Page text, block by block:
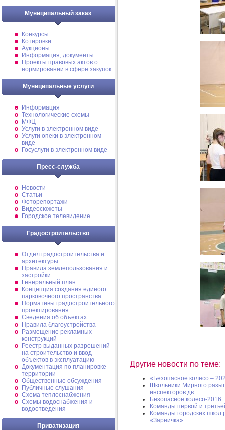
Муниципальный заказ
Конкурсы
Котировки
Аукционы
Информация, документы
Проекты правовых актов о
нормировании в сфере закупок
Муниципальные услуги
Информация
Технологические схемы
МФЦ
Услуги в электронном виде
Услуги опеки в электронном
виде
Госуслуги в электронном виде
Пресс-служба
Новости
Статьи
Фоторепортажи
Видеосюжеты
Городское телевидение
Градостроительство
Отдел градостроительства и
архитектуры
Правила землепользования и
застройки
Генеральный план
Концепция создания единого
парковочного пространства
Нормативы градостроительного
проектирования
Сведения об объектах
Правила благоустройства
Размещение рекламных
конструкций
Реестр выданных разрешений
на строительство и ввод
объектов в эксплуатацию
Документация по планировке
территории
Общественные обсуждения
Публичные слушания
Схема теплоснабжения
Схемы водоснабжения и
водоотведения
Приватизация
Другие новости по теме:
«Безопасное колесо –
Школьники Мирного
инспекторов дв ...
Безопасное колесо-2016
Команды первой и
Команды городских школ
«Зарничка» ...